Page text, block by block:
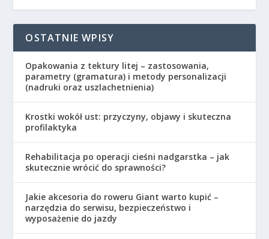
OSTATNIE WPISY
Opakowania z tektury litej – zastosowania,
parametry (gramatura) i metody personalizacji
(nadruki oraz uszlachetnienia)
Krostki wokół ust: przyczyny, objawy i skuteczna
profilaktyka
Rehabilitacja po operacji cieśni nadgarstka – jak
skutecznie wrócić do sprawności?
Jakie akcesoria do roweru Giant warto kupić –
narzędzia do serwisu, bezpieczeństwo i
wyposażenie do jazdy